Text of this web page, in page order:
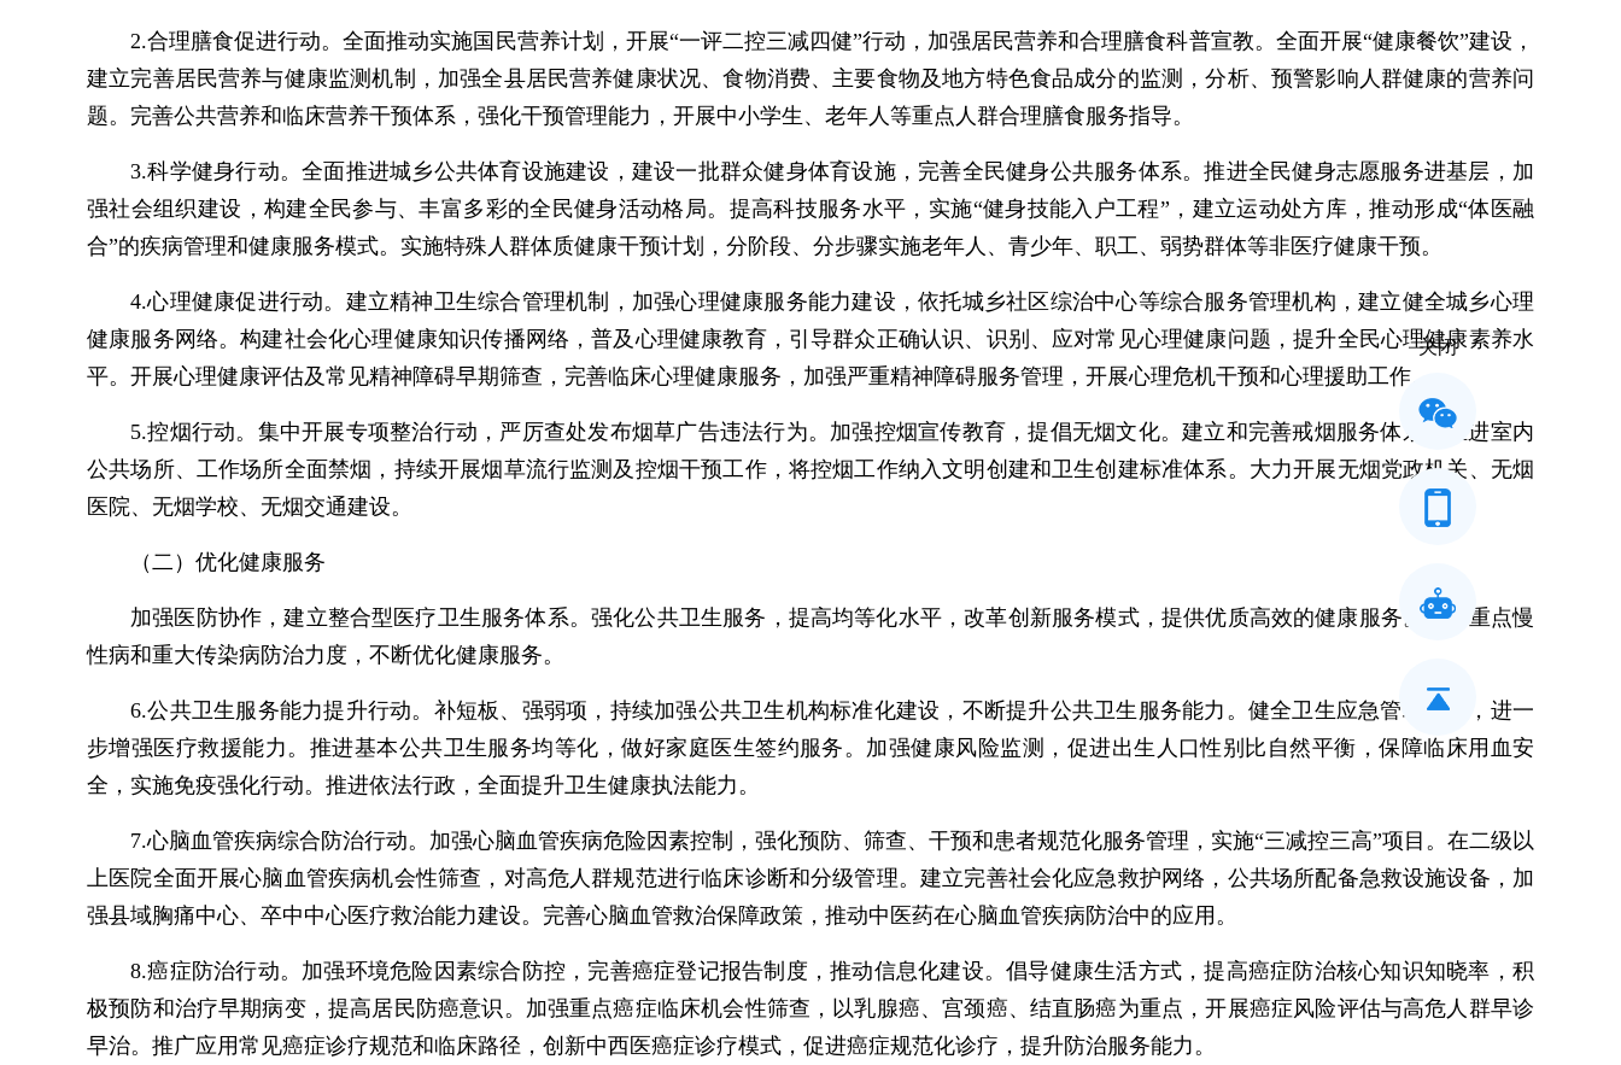
2.合理膳食促进行动。全面推动实施国民营养计划，开展“一评二控三减四健”行动，加强居民营养和合理膳食科普宣教。全面开展“健康餐饮”建设，
建立完善居民营养与健康监测机制，加强全县居民营养健康状况、食物消费、主要食物及地方特色食品成分的监测，分析、预警影响人群健康的营养问
题。完善公共营养和临床营养干预体系，强化干预管理能力，开展中小学生、老年人等重点人群合理膳食服务指导。
3.科学健身行动。全面推进城乡公共体育设施建设，建设一批群众健身体育设施，完善全民健身公共服务体系。推进全民健身志愿服务进基层，加
强社会组织建设，构建全民参与、丰富多彩的全民健身活动格局。提高科技服务水平，实施“健身技能入户工程”，建立运动处方库，推动形成“体医融
合”的疾病管理和健康服务模式。实施特殊人群体质健康干预计划，分阶段、分步骤实施老年人、青少年、职工、弱势群体等非医疗健康干预。
4.心理健康促进行动。建立精神卫生综合管理机制，加强心理健康服务能力建设，依托城乡社区综治中心等综合服务管理机构，建立健全城乡心理
健康服务网络。构建社会化心理健康知识传播网络，普及心理健康教育，引导群众正确认识、识别、应对常见心理健康问题，提升全民心理健康素养水
平。开展心理健康评估及常见精神障碍早期筛查，完善临床心理健康服务，加强严重精神障碍服务管理，开展心理危机干预和心理援助工作。
5.控烟行动。集中开展专项整治行动，严厉查处发布烟草广告违法行为。加强控烟宣传教育，提倡无烟文化。建立和完善戒烟服务体系，推进室内
公共场所、工作场所全面禁烟，持续开展烟草流行监测及控烟干预工作，将控烟工作纳入文明创建和卫生创建标准体系。大力开展无烟党政机关、无烟
医院、无烟学校、无烟交通建设。
（二）优化健康服务
加强医防协作，建立整合型医疗卫生服务体系。强化公共卫生服务，提高均等化水平，改革创新服务模式，提供优质高效的健康服务。加大重点慢
性病和重大传染病防治力度，不断优化健康服务。
6.公共卫生服务能力提升行动。补短板、强弱项，持续加强公共卫生机构标准化建设，不断提升公共卫生服务能力。健全卫生应急管理体系，进一
步增强医疗救援能力。推进基本公共卫生服务均等化，做好家庭医生签约服务。加强健康风险监测，促进出生人口性别比自然平衡，保障临床用血安
全，实施免疫强化行动。推进依法行政，全面提升卫生健康执法能力。
7.心脑血管疾病综合防治行动。加强心脑血管疾病危险因素控制，强化预防、筛查、干预和患者规范化服务管理，实施“三减控三高”项目。在二级以
上医院全面开展心脑血管疾病机会性筛查，对高危人群规范进行临床诊断和分级管理。建立完善社会化应急救护网络，公共场所配备急救设施设备，加
强县域胸痛中心、卒中中心医疗救治能力建设。完善心脑血管救治保障政策，推动中医药在心脑血管疾病防治中的应用。
8.癌症防治行动。加强环境危险因素综合防控，完善癌症登记报告制度，推动信息化建设。倡导健康生活方式，提高癌症防治核心知识知晓率，积
极预防和治疗早期病变，提高居民防癌意识。加强重点癌症临床机会性筛查，以乳腺癌、宫颈癌、结直肠癌为重点，开展癌症风险评估与高危人群早诊
早治。推广应用常见癌症诊疗规范和临床路径，创新中西医癌症诊疗模式，促进癌症规范化诊疗，提升防治服务能力。
关闭